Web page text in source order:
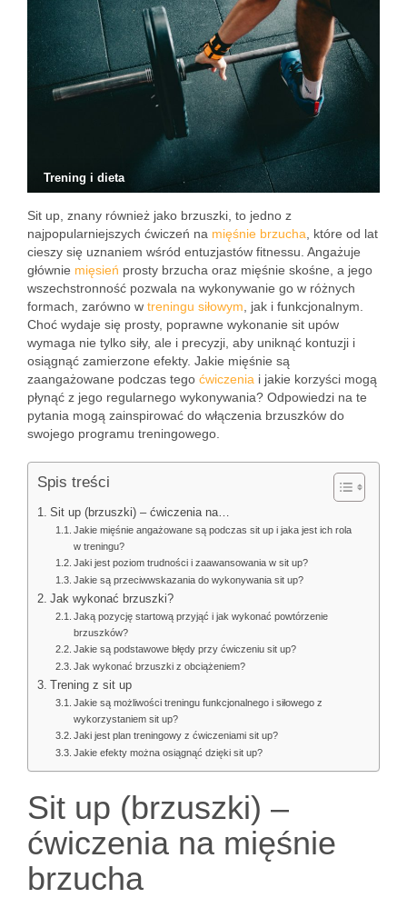
Trening i dieta
Sit up, znany również jako brzuszki, to jedno z
najpopularniejszych ćwiczeń na mięśnie brzucha , które od lat
cieszy się uznaniem wśród entuzjastów fitnessu. Angażuje
głównie mięsień prosty brzucha oraz mięśnie skośne, a jego
wszechstronność pozwala na wykonywanie go w różnych
formach, zarówno w treningu siłowym , jak i funkcjonalnym.
Choć wydaje się prosty, poprawne wykonanie sit upów
wymaga nie tylko siły, ale i precyzji, aby uniknąć kontuzji i
osiągnąć zamierzone efekty. Jakie mięśnie są
zaangażowane podczas tego ćwiczenia i jakie korzyści mogą
płynąć z jego regularnego wykonywania? Odpowiedzi na te
pytania mogą zainspirować do włączenia brzuszków do
swojego programu treningowego.
Spis treści
Sit up (brzuszki) – ćwiczenia na…
Jakie mięśnie angażowane są podczas sit up i jaka jest ich rola
w treningu?
Jaki jest poziom trudności i zaawansowania w sit up?
Jakie są przeciwwskazania do wykonywania sit up?
Jak wykonać brzuszki?
Jaką pozycję startową przyjąć i jak wykonać powtórzenie
brzuszków?
Jakie są podstawowe błędy przy ćwiczeniu sit up?
Jak wykonać brzuszki z obciążeniem?
Trening z sit up
Jakie są możliwości treningu funkcjonalnego i siłowego z
wykorzystaniem sit up?
Jaki jest plan treningowy z ćwiczeniami sit up?
Jakie efekty można osiągnąć dzięki sit up?
Sit up (brzuszki) –
ćwiczenia na mięśnie
brzucha